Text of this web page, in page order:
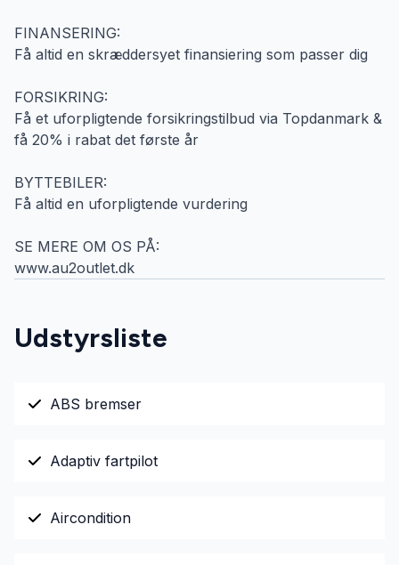
FINANSERING:
Få altid en skræddersyet finansiering som passer dig
FORSIKRING:
Få et uforpligtende forsikringstilbud via Topdanmark &
få 20% i rabat det første år
BYTTEBILER:
Få altid en uforpligtende vurdering
SE MERE OM OS PÅ:
www.au2outlet.dk
Udstyrsliste
ABS bremser
Adaptiv fartpilot
Aircondition